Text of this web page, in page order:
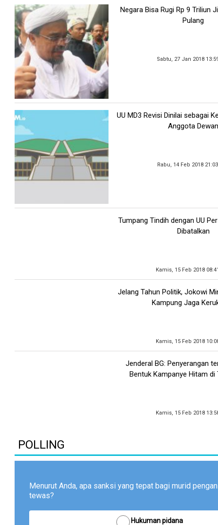
Negara Bisa Rugi Rp 9 Triliun
Pulang
Sabtu, 27 Jan 2018
UU MD3 Revisi Dinilai sebagai
Anggota
Rabu, 14 Feb 2018
Tumpang Tindih dengan UU
Dibatalkan
Kamis, 15 Feb 2018
Jelang Tahun Politik, Jokowi
Kampung Jaga
Kamis, 15 Feb 2018
Jenderal BG: Penyerangan
Bentuk Kampanye Hitam di
Kamis, 15 Feb 2018
POLLING
Menurut Anda, apa sanksi yang tepat bagi murid
tewas?
Hukuman pidana